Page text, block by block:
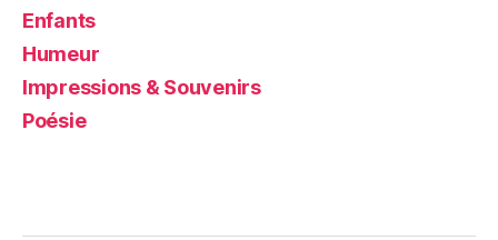
Enfants
Humeur
Impressions & Souvenirs
Poésie